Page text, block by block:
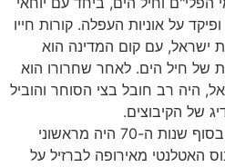
על אוניות העפלה. קורות חייו
ישראל, עם קום המדינה הוא
של חיל הים. לאחר שחרורו הוא
היה רב חובל בצי הסוחר והוביל
של הקיבוצים.
אבא שלי נולד במעגן מיכאל. בסוף שנות ה-70 היה מראשוני
האטלנטי מאירופה לברזיל על